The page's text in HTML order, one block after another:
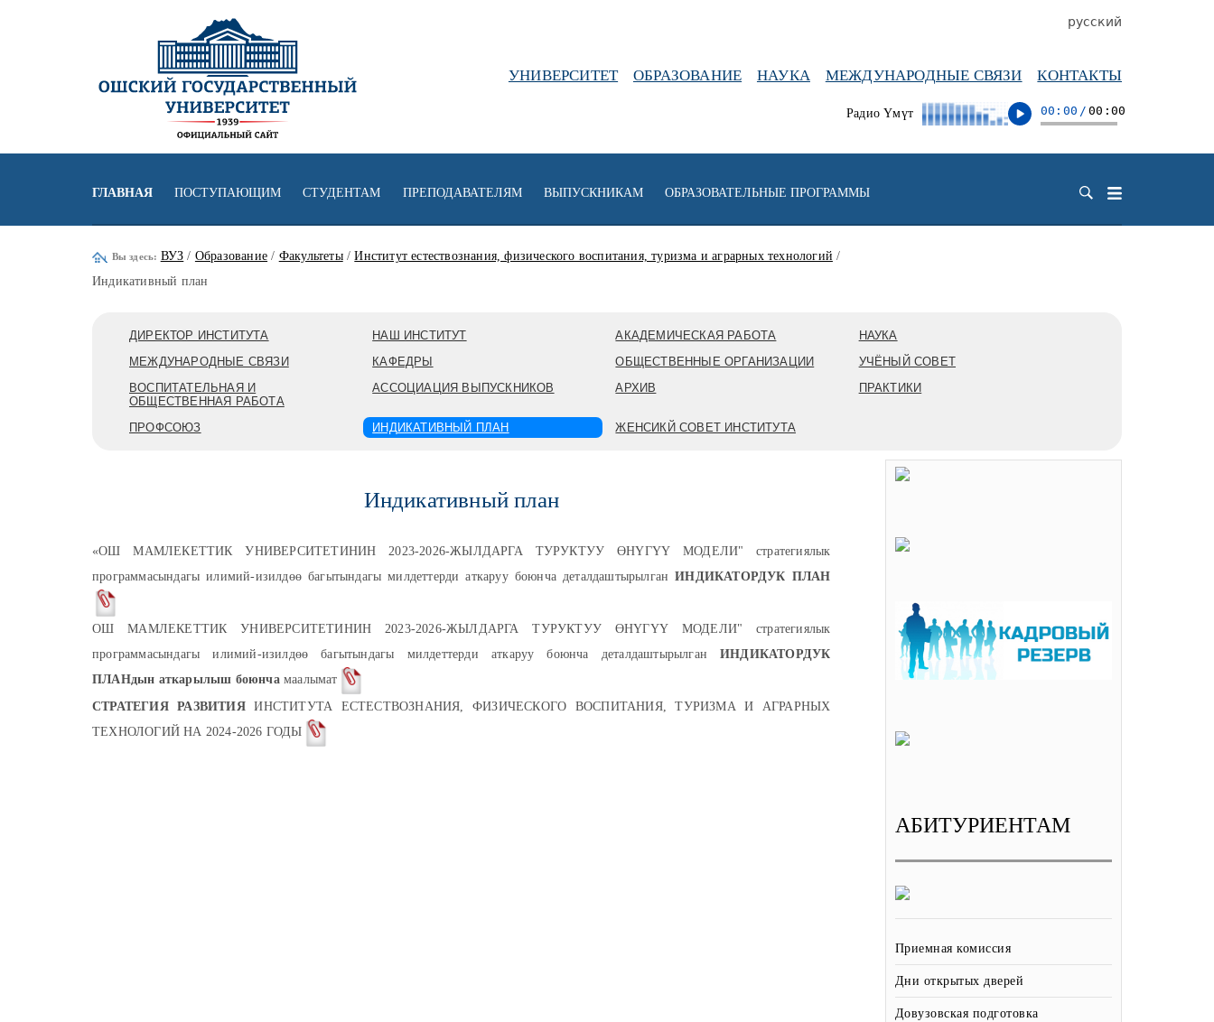
УНИВЕРСИТЕТ ОБРАЗОВАНИЕ НАУКА МЕЖДУНАРОДНЫЕ СВЯЗИ КОНТАКТЫ
Радио Үмүт 00:00 / 00:00
русский
ГЛАВНАЯ ПОСТУПАЮЩИМ СТУДЕНТАМ ПРЕПОДАВАТЕЛЯМ ВЫПУСКНИКАМ ОБРАЗОВАТЕЛЬНЫЕ ПРОГРАММЫ
Вы здесь: ВУЗ / Образование / Факультеты/Институт естествознания, физического воспитания, туризма и аграрных технологий /
Индикативный план
ДИРЕКТОР ИНСТИТУТА НАШ ИНСТИТУТ АКАДЕМИЧЕСКАЯ РАБОТА
НАУКА
МЕЖДУНАРОДНЫЕ СВЯЗИ
КАФЕДРЫ ОБЩЕСТВЕННЫЕ ОРГАНИЗАЦИИ
УЧЁНЫЙ СОВЕТ
ВОСПИТАТЕЛЬНАЯ И
ОБЩЕСТВЕННАЯ РАБОТА
АССОЦИАЦИЯ ВЫПУСКНИКОВ АРХИВ ПРАКТИКИ
ПРОФСОЮЗ ИНДИКАТИВНЫЙ ПЛАН ЖЕНСИКЙ СОВЕТ ИНСТИТУТА
Индикативный план
«ОШ МАМЛЕКЕТТИК УНИВЕРСИТЕТИНИН 2023-2026-ЖЫЛДАРГА ТУРУКТУУ ӨНҮГҮҮ МОДЕЛИ" стратегиялык
программасындагы илимий-изилдөө багытындагы милдеттерди аткаруу боюнча деталдаштырылганИНДИКАТОРДУК ПЛАН
ОШ МАМЛЕКЕТТИК УНИВЕРСИТЕТИНИН 2023-2026-ЖЫЛДАРГА ТУРУКТУУ ӨНҮГҮҮ МОДЕЛИ" стратегиялык
программасындагы илимий-изилдөө багытындагы милдеттерди аткаруу боюнча деталдаштырылганИНДИКАТОРДУК
ПЛАНдын аткарылыш боюнча маалымат
СТРАТЕГИЯ РАЗВИТИЯИНСТИТУТА ЕСТЕСТВОЗНАНИЯ, ФИЗИЧЕСКОГО ВОСПИТАНИЯ, ТУРИЗМА И АГРАРНЫХ
ТЕХНОЛОГИЙ НА 2024-2026 ГОДЫ
АБИТУРИЕНТАМ
Приемная комиссия
Дни открытых дверей
Довузовская подготовка